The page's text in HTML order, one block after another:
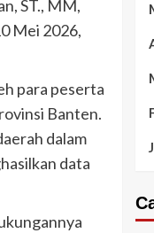
ST., MM,
Mei 2026,
para peserta
Banten.
dalam
data